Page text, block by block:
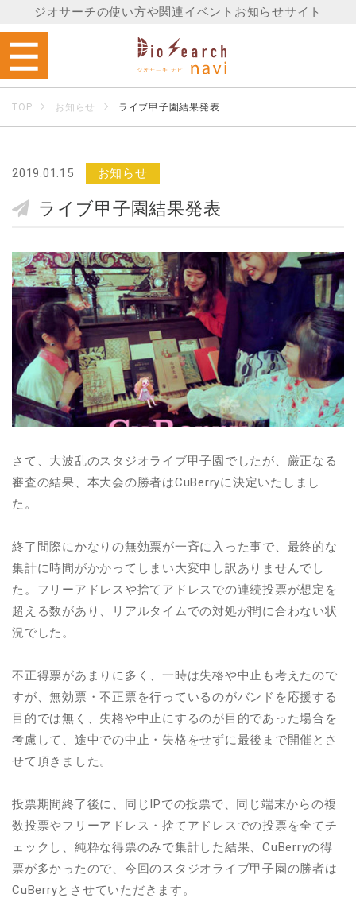
ジオサーチの使い方や関連イベントお知らせサイト
TOP お知らせ ライブ甲子園結果発表
2019.01.15 お知らせ
ライブ甲子園結果発表
さて、大波乱のスタジオライブ甲子園でしたが、厳正なる
審査の結果、本大会の勝者はCuBerryに決定いたしまし
た。
終了間際にかなりの無効票が一斉に入った事で、最終的な
集計に時間がかかってしまい大変申し訳ありませんでし
た。フリーアドレスや捨てアドレスでの連続投票が想定を
超える数があり、リアルタイムでの対処が間に合わない状
況でした。
不正得票があまりに多く、一時は失格や中止も考えたので
すが、無効票・不正票を行っているのがバンドを応援する
目的では無く、失格や中止にするのが目的であった場合を
考慮して、途中での中止・失格をせずに最後まで開催とさ
せて頂きました。
投票期間終了後に、同じIPでの投票で、同じ端末からの複
数投票やフリーアドレス・捨てアドレスでの投票を全てチ
ェックし、純粋な得票のみで集計した結果、CuBerryの得
票が多かったので、今回のスタジオライブ甲子園の勝者は
CuBerryとさせていただきます。